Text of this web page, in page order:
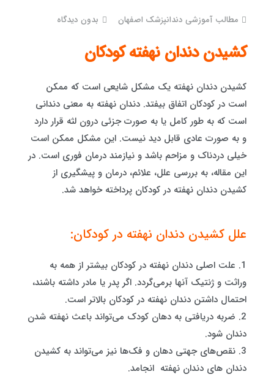
مطالب آموزشی دندانپزشک اصفهان بدون دیدگاه
کشیدن دندان نهفته کودکان
کشیدن دندان نهفته یک مشکل شایعی است که ممکن
است در کودکان اتفاق بیفتد. دندان نهفته به معنی دندانی
است که به طور کامل یا به صورت جزئی درون لثه قرار دارد
و به صورت عادی قابل دید نیست. این مشکل ممکن است
خیلی دردناک و مزاحم باشد و نیازمند درمان فوری است. در
این مقاله، به بررسی علل، علائم، درمان و پیشگیری از
کشیدن دندان نهفته در کودکان پرداخته خواهد شد.
علل کشیدن دندان نهفته در کودکان:
1. علت اصلی دندان نهفته در کودکان بیشتر از همه به
وراثت و ژنتیک آنها برمی‌گردد. اگر پدر یا مادر داشته باشند،
احتمال داشتن دندان نهفته در کودکان بالاتر است.
2. ضربه دریافتی به دهان کودک می‌تواند باعث نهفته شدن
دندان شود.
3. نقص‌های جهتی دهان و فک‌ها نیز می‌تواند به کشیدن
دندان های دندان نهفته انجامد.